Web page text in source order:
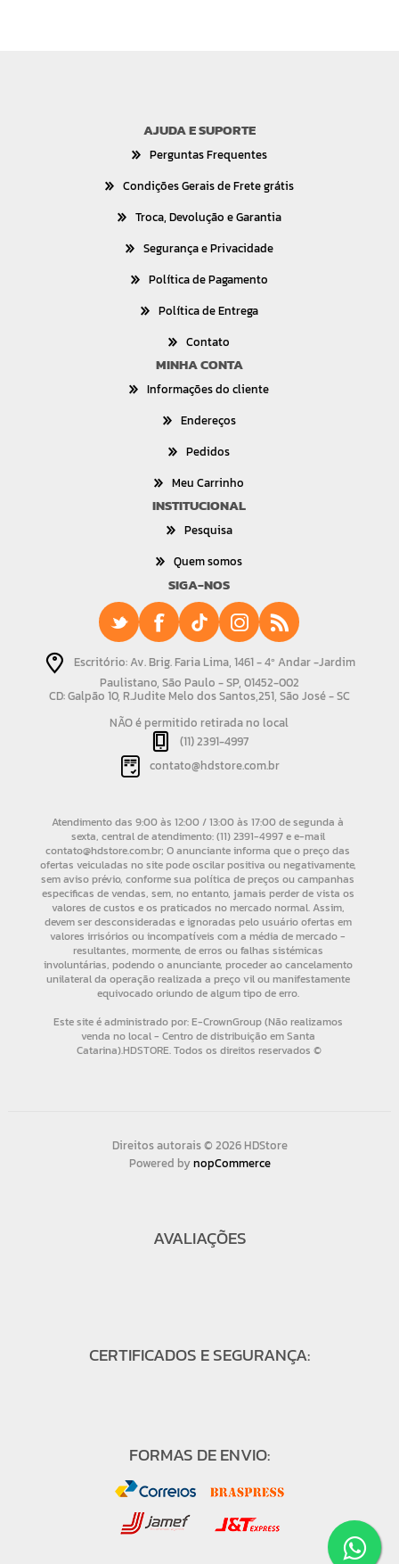
AJUDA E SUPORTE
Perguntas Frequentes
Condições Gerais de Frete grátis
Troca, Devolução e Garantia
Segurança e Privacidade
Política de Pagamento
Política de Entrega
Contato
MINHA CONTA
Informações do cliente
Endereços
Pedidos
Meu Carrinho
INSTITUCIONAL
Pesquisa
Quem somos
SIGA-NOS
Escritório: Av. Brig. Faria Lima, 1461 - 4º Andar -Jardim
Paulistano, São Paulo - SP, 01452-002
CD: Galpão 10, R.Judite Melo dos Santos,251, São José - SC
NÃO é permitido retirada no local
(11) 2391-4997
contato@hdstore.com.br
Direitos autorais © 2026 HDStore
Powered bynopCommerce
AVALIAÇÕES
CERTIFICADOS E SEGURANÇA:
FORMAS DE ENVIO: